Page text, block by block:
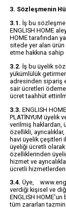
3. Sözleşmenin
3.1. İş bu
ENGLISH HOME
HOME tarafından
sitede yer alan
etme hakkına sahip
3.2. İş bu üyelik
yükümlülük
adresinden sipariş
sair ücretleri
ücret taahhüt
3.3. ENGLISH
PLATİNYUM üyelik
verilmiş haklardan,
özellikli,
havi üyelik çeşitleri
üyeliği ücretli
özelliklerinden
hizmet ve
ücretli hizmetlerden
3.4. Üye,
verdiği kişisel ve
ENGLISH HOME'un
tüm zararları